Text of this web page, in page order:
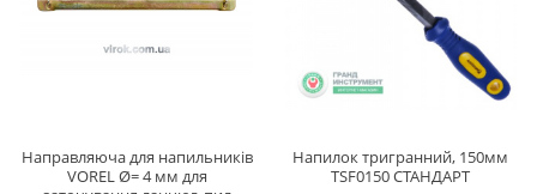
Направляюча для напильників
VOREL Ø= 4 мм для
Напилок тригранний, 150мм
TSF0150 СТАНДАРТ